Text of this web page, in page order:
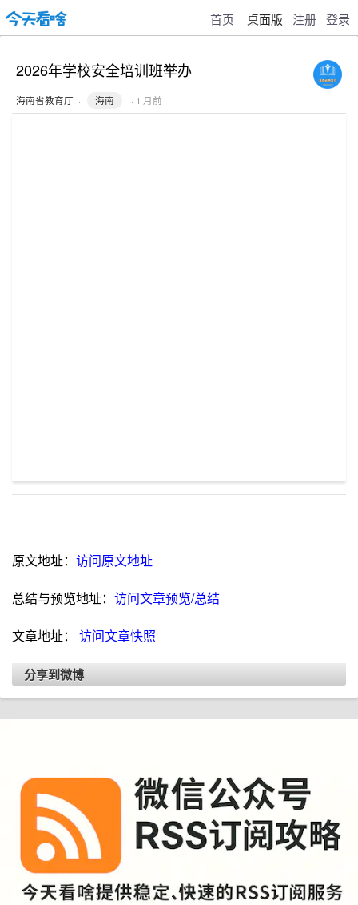
首页 桌面版 注册 登录
2026年学校安全培训班举办
海南省教育厅 · 海南 · 1 月前
原文地址： 访问原文地址
总结与预览地址： 访问文章预览/总结
文章地址： 访问文章快照
分享到微博